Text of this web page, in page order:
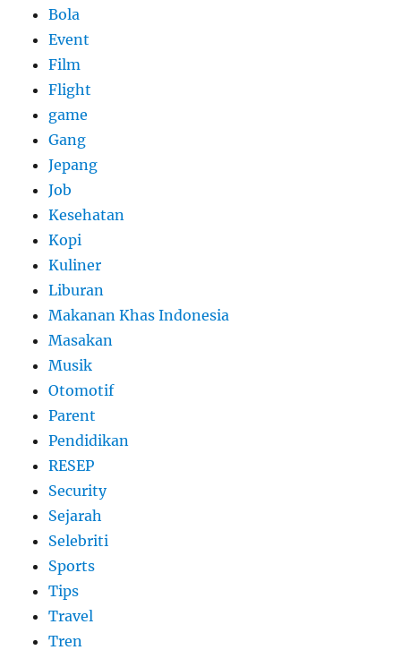
Bola
Event
Film
Flight
game
Gang
Jepang
Job
Kesehatan
Kopi
Kuliner
Liburan
Makanan Khas Indonesia
Masakan
Musik
Otomotif
Parent
Pendidikan
RESEP
Security
Sejarah
Selebriti
Sports
Tips
Travel
Tren